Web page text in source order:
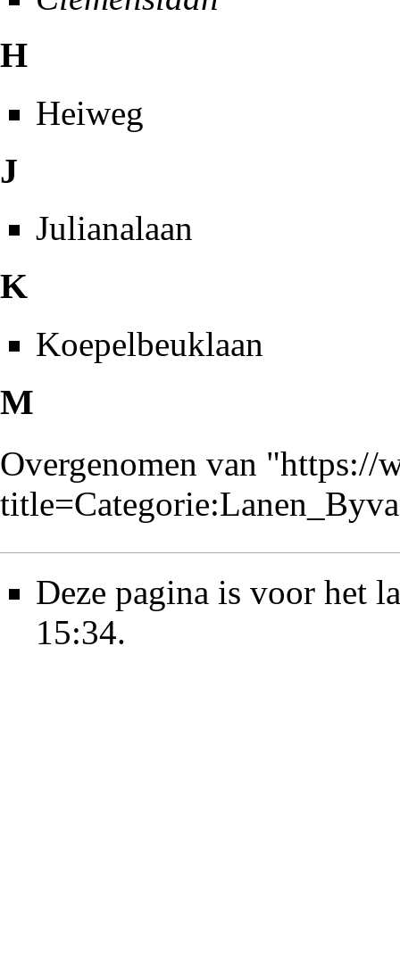
H
Heiweg
J
Julianalaan
K
Koepelbeuklaan
M
Overgenomen van "https://
Deze pagina is voor het
15:34.